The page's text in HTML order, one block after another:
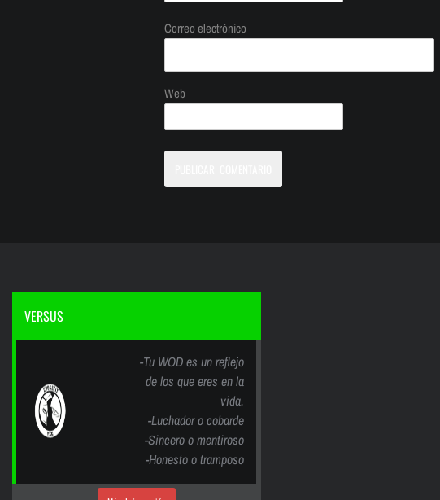
Correo electrónico
Web
VERSUS
-Tu WOD es un reflejo
de los que eres en la
vida.
-Luchador o cobarde
-Sincero o mentiroso
-Honesto o tramposo